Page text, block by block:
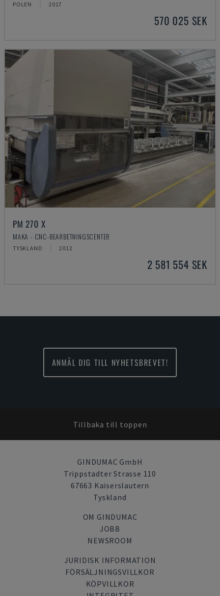
POLEN 2017
570 025 SEK
PM 270 X
MAKA - CNC-BEARBETNINGSCENTER
TYSKLAND 2012
2 581 554 SEK
ANMÄL DIG TILL NYHETSBREVET!
Tillbaka till toppen
GINDUMAC GmbH
Trippstadter Strasse 110
67663 Kaiserslautern
Tyskland
OM GINDUMAC
JOBB
NEWSROOM
JURIDISK INFORMATION
FÖRSÄLJNINGSVILLKOR
KÖPVILLKOR